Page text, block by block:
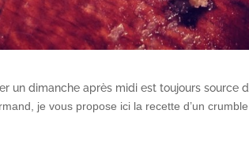
un dimanche après midi est toujours source
je vous propose ici la recette d’un